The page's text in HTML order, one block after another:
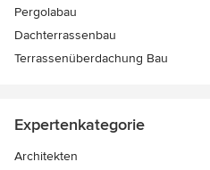
Pergolabau
Dachterrassenbau
Terrassenüberdachung Bau
Expertenkategorie
Architekten